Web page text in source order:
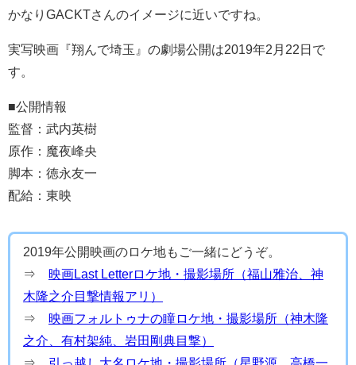
かなりGACKTさんのイメージに近いですね。
実写映画『翔んで埼玉』の劇場公開は2019年2月22日で
す。
■公開情報
監督：武内英樹
原作：魔夜峰央
脚本：徳永友一
配給：東映
2019年公開映画のロケ地もご一緒にどうぞ。
⇒ 映画Last Letterロケ地・撮影場所（福山雅治、神
木隆之介目撃情報アリ）
⇒ 映画フォルトゥナの瞳ロケ地・撮影場所（神木隆
之介、有村架純、岩田剛典目撃）